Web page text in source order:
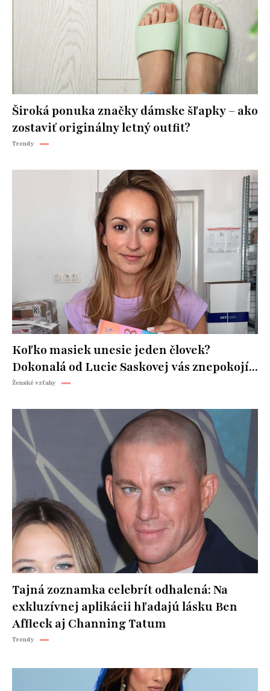
Široká ponuka značky dámske šľapky – ako
zostaviť originálny letný outfit?
Trendy
Koľko masiek unesie jeden človek?
Dokonalá od Lucie Saskovej vás znepokojí...
Ženské vzťahy
Tajná zoznamka celebrít odhalená: Na
exkluzívnej aplikácii hľadajú lásku Ben
Affleck aj Channing Tatum
Trendy